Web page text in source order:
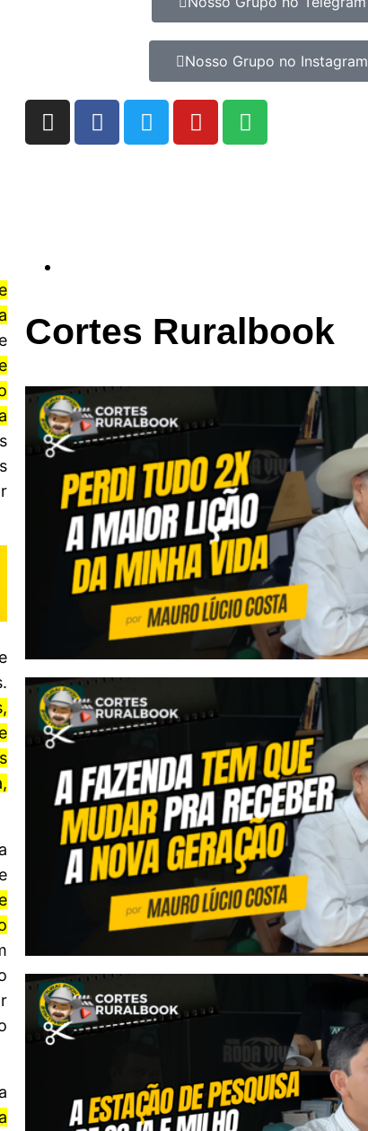
Nosso Grupo no Instagram
Cortes Ruralbook